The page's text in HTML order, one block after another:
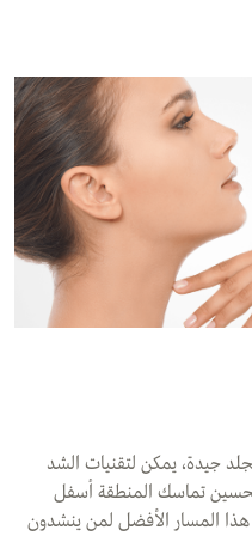
جيدة، يمكن لتقنيات الشد
تماسك المنطقة أسفل
هذا المسار الأفضل لمن ينشدون